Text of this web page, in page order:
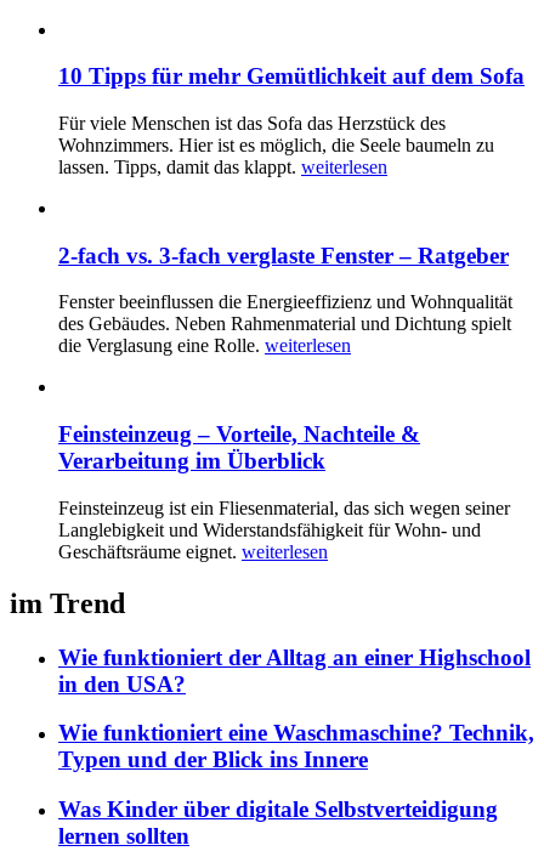
10 Tipps für mehr Gemütlichkeit auf dem Sofa
Für viele Menschen ist das Sofa das Herzstück des
Wohnzimmers. Hier ist es möglich, die Seele baumeln zu
lassen. Tipps, damit das klappt. weiterlesen
2-fach vs. 3-fach verglaste Fenster – Ratgeber
Fenster beeinflussen die Energieeffizienz und Wohnqualität
des Gebäudes. Neben Rahmenmaterial und Dichtung spielt
die Verglasung eine Rolle. weiterlesen
Feinsteinzeug – Vorteile, Nachteile &
Verarbeitung im Überblick
Feinsteinzeug ist ein Fliesenmaterial, das sich wegen seiner
Langlebigkeit und Widerstandsfähigkeit für Wohn- und
Geschäftsräume eignet. weiterlesen
im Trend
Wie funktioniert der Alltag an einer Highschool
in den USA?
Wie funktioniert eine Waschmaschine? Technik,
Typen und der Blick ins Innere
Was Kinder über digitale Selbstverteidigung
lernen sollten